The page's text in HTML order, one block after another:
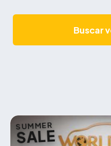
Buscar
SUMMER
SALE